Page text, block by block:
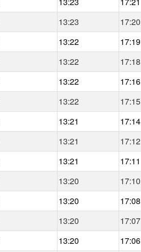
13:23 17:20
13:22 17:19
13:22 17:18
13:22 17:16
13:22 17:15
13:21 17:14
13:21 17:12
13:21 17:11
13:20 17:10
13:20 17:08
13:20 17:07
13:20 17:06